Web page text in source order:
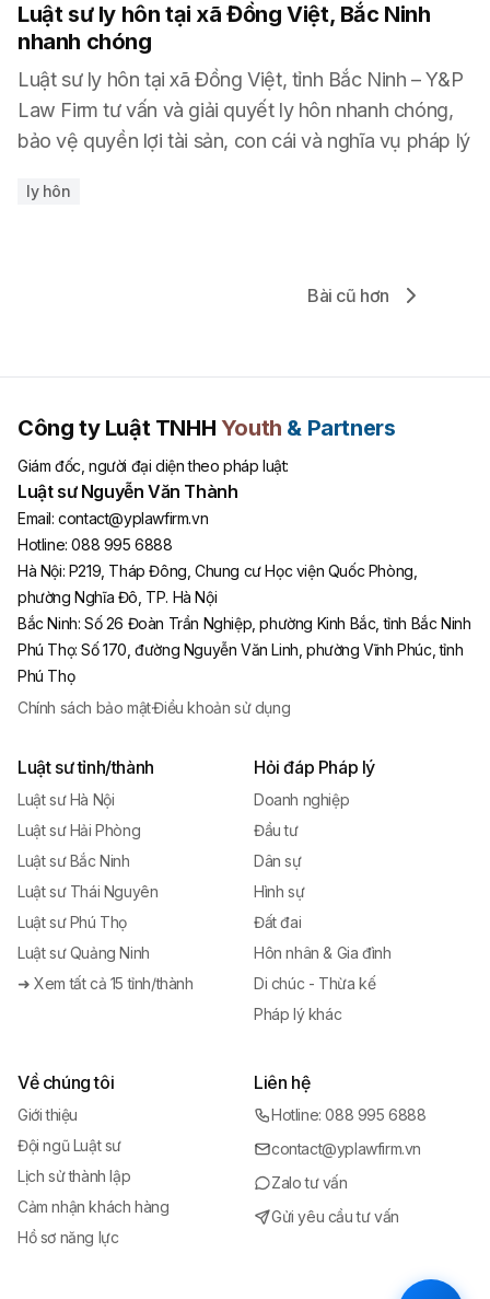
Luật sư ly hôn tại xã Đồng Việt, Bắc Ninh
nhanh chóng
Luật sư ly hôn tại xã Đồng Việt, tỉnh Bắc Ninh – Y&P
Law Firm tư vấn và giải quyết ly hôn nhanh chóng,
bảo vệ quyền lợi tài sản, con cái và nghĩa vụ pháp lý
ly hôn
Bài cũ hơn
Công ty Luật TNHH Youth & Partners
Giám đốc, người đại diện theo pháp luật:
Luật sư Nguyễn Văn Thành
Email: contact@yplawfirm.vn
Hotline: 088 995 6888
Hà Nội: P219, Tháp Đông, Chung cư Học viện Quốc Phòng,
phường Nghĩa Đô, TP. Hà Nội
Bắc Ninh:Số 26 Đoàn Trần Nghiệp, phường Kinh Bắc, tỉnh Bắc Ninh
Phú Thọ:Số 170, đường Nguyễn Văn Linh, phường Vĩnh Phúc, tỉnh
Phú Thọ
Chính sách bảo mật·Điều khoản sử dụng
Luật sư tỉnh/thành
Luật sư Hà Nội
Luật sư Hải Phòng
Luật sư Bắc Ninh
Luật sư Thái Nguyên
Luật sư Phú Thọ
Luật sư Quảng Ninh
➜ Xem tất cả 15 tỉnh/thành
Hỏi đáp Pháp lý
Doanh nghiệp
Đầu tư
Dân sự
Hình sự
Đất đai
Hôn nhân & Gia đình
Di chúc - Thừa kế
Pháp lý khác
Về chúng tôi
Giới thiệu
Đội ngũ Luật sư
Lịch sử thành lập
Cảm nhận khách hàng
Hồ sơ năng lực
Liên hệ
Hotline: 088 995 6888
contact@yplawfirm.vn
Zalo tư vấn
Gửi yêu cầu tư vấn